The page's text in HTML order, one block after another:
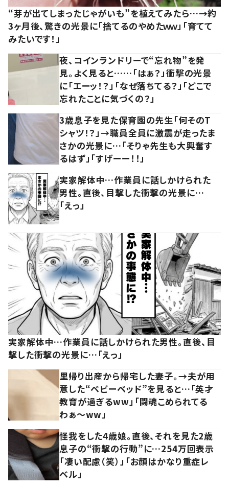
“芽が出てしまったじゃがいも”を植えてみたら…→約
3ヶ月後、驚きの光景に「捨てるのやめたｗｗ」「育てて
みたいです！」
夜、コインランドリーで“忘れ物”を発
見。よく見ると……「はぁ？」衝撃の光景
に「エーッ！？」「なぜ落ちてる？」「どこで
忘れたことに気づくの？」
3歳息子を見た保育園の先生「何そのT
シャツ！？」→職員全員に激震が走ったま
さかの光景に…「そりゃ先生も大興奮す
るはず」「すげーー！！」
実家解体中…作業員に話しかけられた
男性。直後、目撃した衝撃の光景に…
「えっ」
実家解体中…作業員に話しかけられた男性。直後、目
撃した衝撃の光景に…「えっ」
里帰り出産から帰宅した妻子。→夫が用
意した“ベビーベッド”を見ると…「英才
教育が過ぎるww」「闘魂こめられてる
わぁ～ww」
怪我をした4歳娘。直後、それを見た2歳
息子の“衝撃の行動”に…254万回表示
「凄い配慮（笑）」「お顔はかなり重症レ
ベル」